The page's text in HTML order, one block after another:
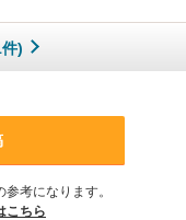
)
考になります。
こちら